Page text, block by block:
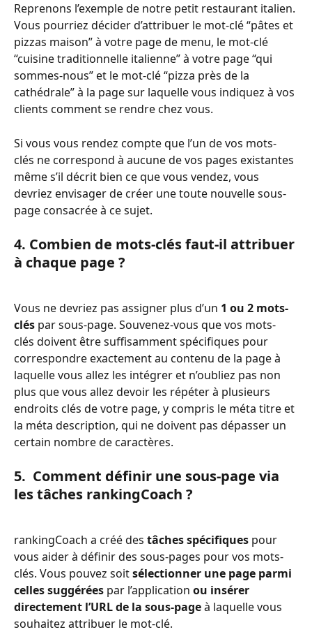
Reprenons l’exemple de notre petit restaurant italien.
Vous pourriez décider d’attribuer le mot-clé “pâtes et
pizzas maison” à votre page de menu, le mot-clé
“cuisine traditionnelle italienne” à votre page “qui
sommes-nous” et le mot-clé “pizza près de la
cathédrale” à la page sur laquelle vous indiquez à vos
clients comment se rendre chez vous.
Si vous vous rendez compte que l’un de vos mots-
clés ne correspond à aucune de vos pages existantes
même s’il décrit bien ce que vous vendez, vous
devriez envisager de créer une toute nouvelle sous-
page consacrée à ce sujet.
4. Combien de mots-clés faut-il attribuer
à chaque page ?
Vous ne devriez pas assigner plus d’un 1 ou 2 mots-
clés par sous-page. Souvenez-vous que vos mots-
clés doivent être suffisamment spécifiques pour
correspondre exactement au contenu de la page à
laquelle vous allez les intégrer et n’oubliez pas non
plus que vous allez devoir les répéter à plusieurs
endroits clés de votre page, y compris le méta titre et
la méta description, qui ne doivent pas dépasser un
certain nombre de caractères.
5.  Comment définir une sous-page via
les tâches rankingCoach ?
rankingCoach a créé des tâches spécifiques pour
vous aider à définir des sous-pages pour vos mots-
clés. Vous pouvez soit sélectionner une page parmi
celles suggérées par l’application ou insérer
directement l’URL de la sous-page à laquelle vous
souhaitez attribuer le mot-clé.